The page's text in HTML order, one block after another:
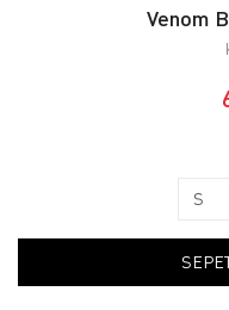
Venom